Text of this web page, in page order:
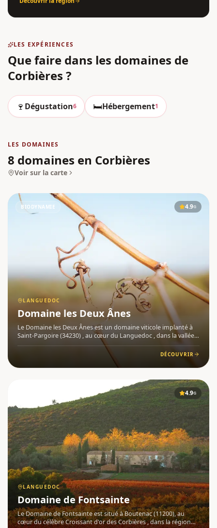
LES EXPÉRIENCES
Que faire dans les domaines de
Corbières ?
🍷 Dégustation6 🛏️Hébergement1
LES DOMAINES
8 domaines en Corbières
Voir sur la carte
BIODYNAMIE 4.9G
LANGUEDOC
Domaine les Deux Ânes
Le Domaine les Deux Ânes est un domaine viticole implanté à
Saint-Pargoire (34230) , au cœur du Languedoc , dans la vallée
de l'Hérault. Récompensé d'une note de 4,9/5 sur Google, ce
domaine s'est imposé comme une référence incontournable d
DÉCOUVRIR
4.9G
LANGUEDOC
Domaine de Fontsainte
Le Domaine de Fontsainte est situé à Boutenac (11200), au
cœur du célèbre Croissant d'or des Corbières , dans la région